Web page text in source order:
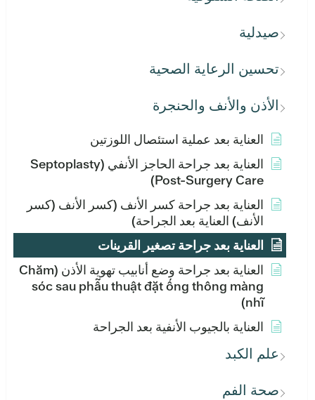
صيدلية
تحسين الرعاية الصحية
الأذن والأنف والحنجرة
العناية بعد عملية استئصال اللوزتين
العناية بعد جراحة الحاجز الأنفي (Septoplasty
Post-Surgery Care)
العناية بعد جراحة كسر الأنف (كسر الأنف (كسر
الأنف) العناية بعد الجراحة)
العناية بعد جراحة تصغير القرينات
العناية بعد جراحة وضع أنابيب تهوية الأذن (Chăm
sóc sau phẫu thuật đặt ống thông màng
nhĩ)
العناية بالجيوب الأنفية بعد الجراحة
علم الكبد
صحة الفم